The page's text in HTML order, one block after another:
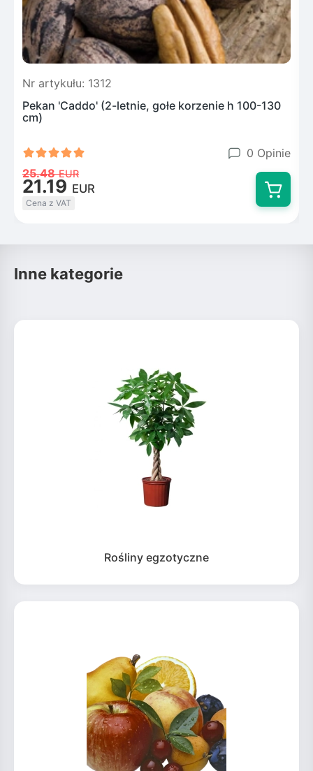
Nr artykułu: 1312
Pekan 'Caddo' (2-letnie, gołe korzenie h 100-130
cm)
0 Opinie
25.48 EUR
21.19 EUR
Cena z VAT
Inne kategorie
Rośliny egzotyczne